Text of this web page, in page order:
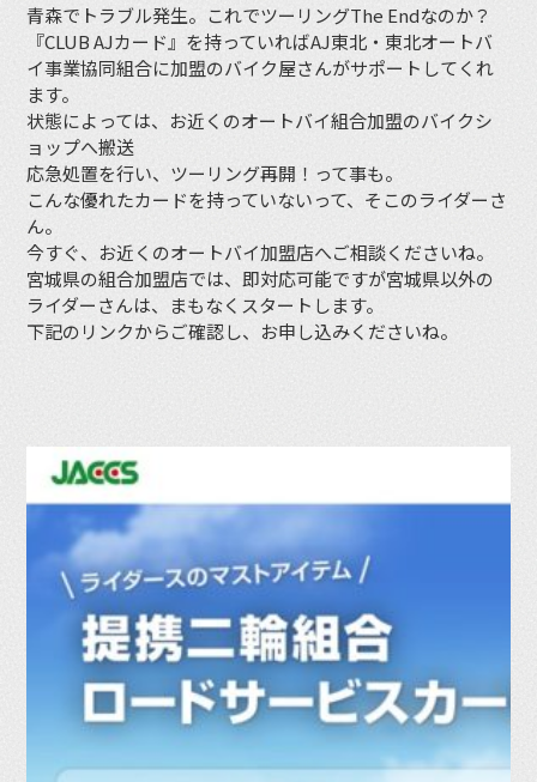
青森でトラブル発生。これでツーリングThe Endなのか？
『CLUB AJカード』を持っていればAJ東北・東北オートバ
イ事業協同組合に加盟のバイク屋さんがサポートしてくれ
ます。
状態によっては、お近くのオートバイ組合加盟のバイクシ
ョップへ搬送
応急処置を行い、ツーリング再開！って事も。
こんな優れたカードを持っていないって、そこのライダーさ
ん。
今すぐ、お近くのオートバイ加盟店へご相談くださいね。
宮城県の組合加盟店では、即対応可能ですが宮城県以外の
ライダーさんは、まもなくスタートします。
下記のリンクからご確認し、お申し込みくださいね。